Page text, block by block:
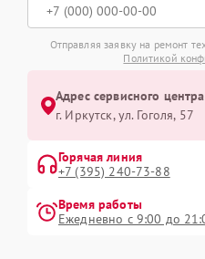
Отправляя заявку на ремонт
Политикой
Адрес сервисного
г. Иркутск, ул. ​Гоголя, 57
Горячая линия
+7 (395) 240-73-88
Время работы
Ежедневно с 9:00 до